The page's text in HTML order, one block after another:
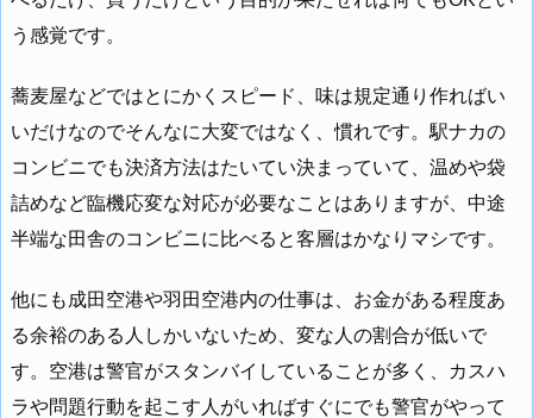
う感覚です。
蕎麦屋などではとにかくスピード、味は規定通り作ればい
いだけなのでそんなに大変ではなく、慣れです。駅ナカの
コンビニでも決済方法はたいてい決まっていて、温めや袋
詰めなど臨機応変な対応が必要なことはありますが、中途
半端な田舎のコンビニに比べると客層はかなりマシです。
他にも成田空港や羽田空港内の仕事は、お金がある程度あ
る余裕のある人しかいないため、変な人の割合が低いで
す。空港は警官がスタンバイしていることが多く、カスハ
ラや問題行動を起こす人がいればすぐにでも警官がやって